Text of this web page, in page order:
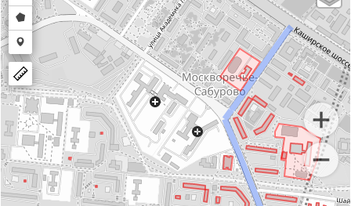
a
polyline
Draw
a
polygon
Draw
a
marker